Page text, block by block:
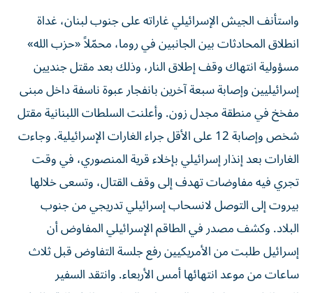
واستأنف الجيش الإسرائيلي غاراته على جنوب لبنان، غداة
انطلاق المحادثات بين الجانبين في روما، محمّلاً «حزب الله»
مسؤولية انتهاك وقف إطلاق النار، وذلك بعد مقتل جنديين
إسرائيليين وإصابة سبعة آخرين بانفجار عبوة ناسفة داخل مبنى
مفخخ في منطقة مجدل زون. وأعلنت السلطات اللبنانية مقتل
شخص وإصابة 12 على الأقل جراء الغارات الإسرائيلية. وجاءت
الغارات بعد إنذار إسرائيلي بإخلاء قرية المنصوري، في وقت
تجري فيه مفاوضات تهدف إلى وقف القتال، وتسعى خلالها
بيروت إلى التوصل لانسحاب إسرائيلي تدريجي من جنوب
البلاد. وكشف مصدر في الطاقم الإسرائيلي المفاوض أن
إسرائيل طلبت من الأمريكيين رفع جلسة التفاوض قبل ثلاث
ساعات من موعد انتهائها أمس الأربعاء. وانتقد السفير